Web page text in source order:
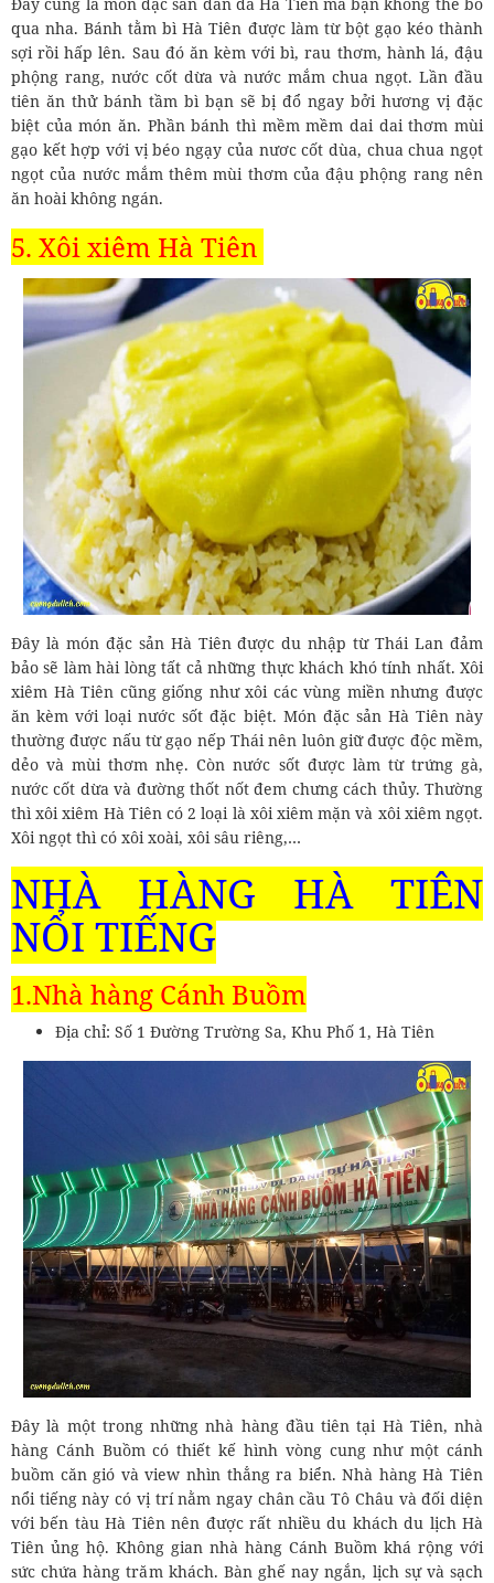
qua nha. Bánh tằm bì Hà Tiên được làm từ bột gạo kéo thành
sợi rồi hấp lên. Sau đó ăn kèm với bì, rau thơm, hành lá, đậu
phộng rang, nước cốt dừa và nước mắm chua ngọt. Lần đầu
tiên ăn thử bánh tầm bì bạn sẽ bị đổ ngay bởi hương vị đặc
biệt của món ăn. Phần bánh thì mềm mềm dai dai thơm mùi
gạo kết hợp với vị béo ngạy của nươc cốt dùa, chua chua ngọt
ngọt của nước mắm thêm mùi thơm của đậu phộng rang nên
ăn hoài không ngán.
5. Xôi xiêm Hà Tiên
Đây là món đặc sản Hà Tiên được du nhập từ Thái Lan đảm
bảo sẽ làm hài lòng tất cả những thực khách khó tính nhất. Xôi
xiêm Hà Tiên cũng giống như xôi các vùng miền nhưng được
ăn kèm với loại nước sốt đặc biệt. Món đặc sản Hà Tiên này
thường được nấu từ gạo nếp Thái nên luôn giữ được độc mềm,
dẻo và mùi thơm nhẹ. Còn nước sốt được làm từ trứng gà,
nước cốt dừa và đường thốt nốt đem chưng cách thủy. Thường
thì xôi xiêm Hà Tiên có 2 loại là xôi xiêm mặn và xôi xiêm ngọt.
Xôi ngọt thì có xôi xoài, xôi sâu riêng,…
NHÀ HÀNG HÀ TIÊN
NỔI TIẾNG
1.Nhà hàng Cánh Buồm
Địa chỉ: Số 1 Đường Trường Sa, Khu Phố 1, Hà Tiên
Đây là một trong những nhà hàng đầu tiên tại Hà Tiên, nhà
hàng Cánh Buồm có thiết kế hình vòng cung như một cánh
buồm căn gió và view nhìn thẳng ra biển. Nhà hàng Hà Tiên
nổi tiếng này có vị trí nằm ngay chân cầu Tô Châu và đối diện
với bến tàu Hà Tiên nên được rất nhiều du khách du lịch Hà
Tiên ủng hộ. Không gian nhà hàng Cánh Buồm khá rộng với
sức chứa hàng trăm khách. Bàn ghế nay ngắn, lịch sự và sạch